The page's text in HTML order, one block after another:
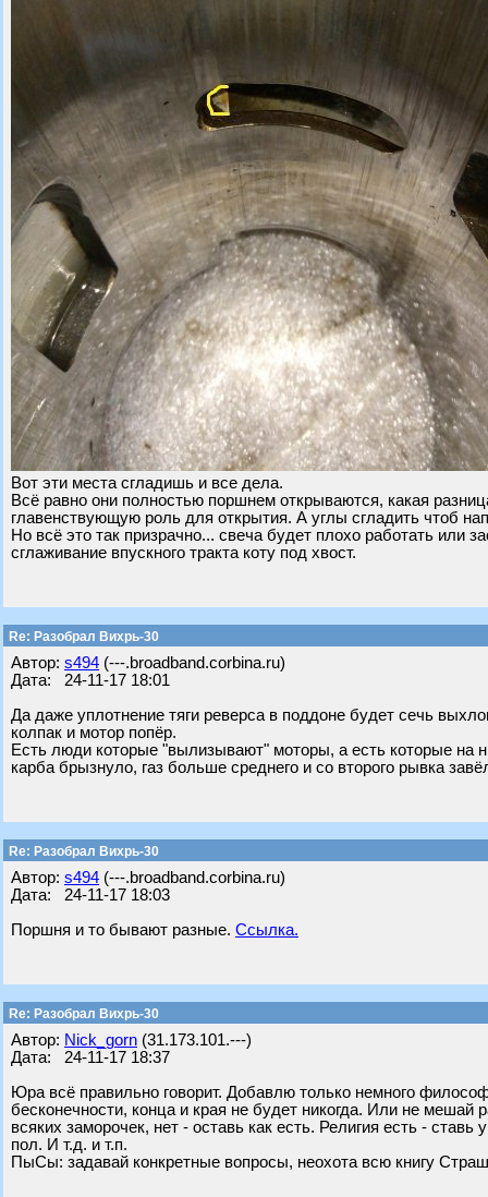
Вот эти места сгладишь и все дела.
Всё равно они полностью поршнем открываются, какая
главенствующую роль для открытия. А углы сгладить чтоб
Но всё это так призрачно... свеча будет плохо работать или
сглаживание впускного тракта коту под хвост.
Re: Разобрал Вихрь-30
Автор: s494 (---.broadband.corbina.ru)
Дата: 24-11-17 18:01
Да даже уплотнение тяги реверса в поддоне будет сечь
колпак и мотор попёр.
Есть люди которые "вылизывают" моторы, а есть которые на
карба брызнуло, газ больше среднего и со второго рывка
Re: Разобрал Вихрь-30
Автор: s494 (---.broadband.corbina.ru)
Дата: 24-11-17 18:03
Поршня и то бывают разные. Ссылка.
Re: Разобрал Вихрь-30
Автор: Nick_gorn (31.173.101.---)
Дата: 24-11-17 18:37
Юра всё правильно говорит. Добавлю только немного
бесконечности, конца и края не будет никогда. Или не мешай
всяких заморочек, нет - оставь как есть. Религия есть -
пол. И т.д. и т.п.
ПыСы: задавай конкретные вопросы, неохота всю книгу